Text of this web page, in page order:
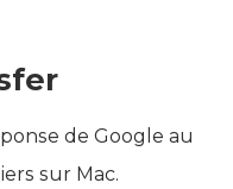
de Google au
sur Mac.